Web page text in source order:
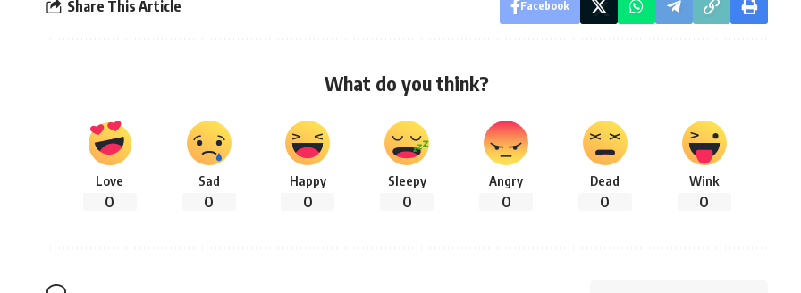
Share This Article Facebook
What do you think?
Love
0
Sad
0
Happy
0
Sleepy
0
Angry
0
Dead
0
Wink
0